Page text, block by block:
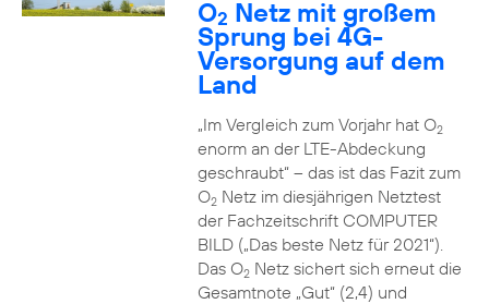
O2 Netz mit großem
Sprung bei 4G-
Versorgung auf dem
Land
„Im Vergleich zum Vorjahr hat O2
enorm an der LTE-Abdeckung
geschraubt“ – das ist das Fazit zum
O2Netz im diesjährigen Netztest
der Fachzeitschrift COMPUTER
BILD („Das beste Netz für 2021“).
Das O2Netz sichert sich erneut die
Gesamtnote „Gut“ (2,4) und